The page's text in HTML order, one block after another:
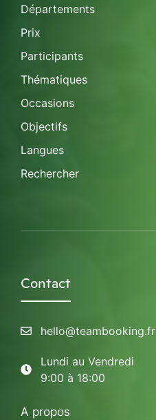
Départements
Prix
Participants
Thématiques
Occasions
Objectifs
Langues
Rechercher
Contact
hello@teambooking.fr
Lundi au Vendredi
9:00 à 18:00
A propos